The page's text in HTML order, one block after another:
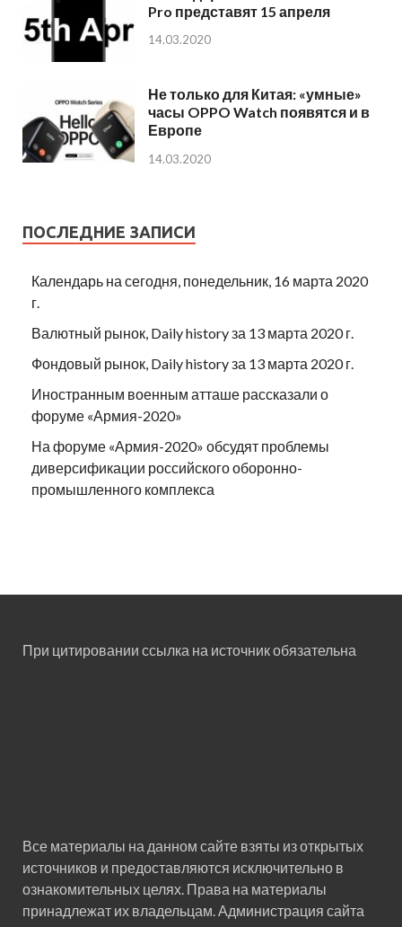
Pro представят 15 апреля
14.03.2020
Не только для Китая: «умные»
часы OPPO Watch появятся и в
Европе
14.03.2020
ПОСЛЕДНИЕ ЗАПИСИ
Календарь на сегодня, понедельник, 16 марта 2020
г.
Валютный рынок, Daily history за 13 марта 2020 г.
Фондовый рынок, Daily history за 13 марта 2020 г.
Иностранным военным атташе рассказали о
форуме «Армия-2020»
На форуме «Армия-2020» обсудят проблемы
диверсификации российского оборонно-
промышленного комплекса
При цитировании ссылка на источник обязательна
Все материалы на данном сайте взяты из открытых
источников и предоставляются исключительно в
ознакомительных целях. Права на материалы
принадлежат их владельцам. Администрация сайта